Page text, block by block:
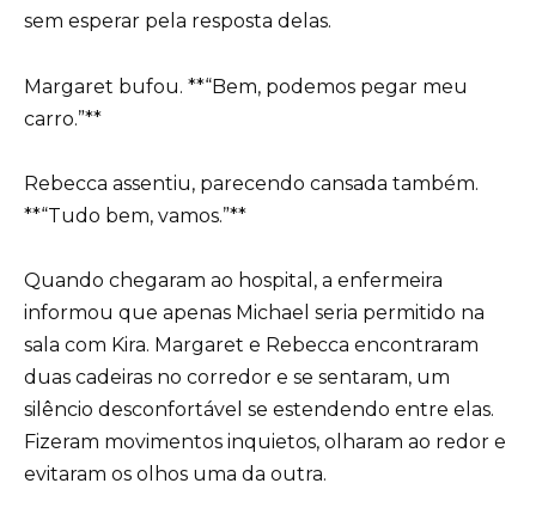
sem esperar pela resposta delas.
Margaret bufou. **“Bem, podemos pegar meu
carro.”**
Rebecca assentiu, parecendo cansada também.
**“Tudo bem, vamos.”**
Quando chegaram ao hospital, a enfermeira
informou que apenas Michael seria permitido na
sala com Kira. Margaret e Rebecca encontraram
duas cadeiras no corredor e se sentaram, um
silêncio desconfortável se estendendo entre elas.
Fizeram movimentos inquietos, olharam ao redor e
evitaram os olhos uma da outra.